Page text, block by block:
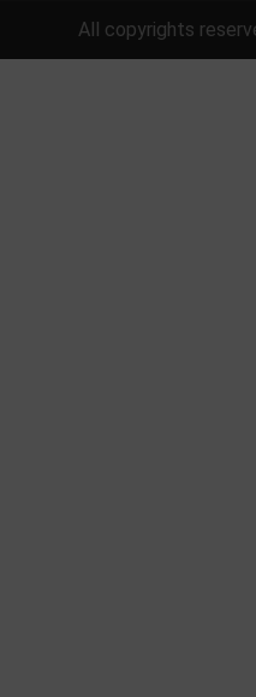
All copyrights